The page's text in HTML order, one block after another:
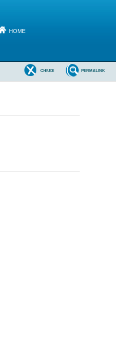
HOME
PERMALINK
CHIUDI